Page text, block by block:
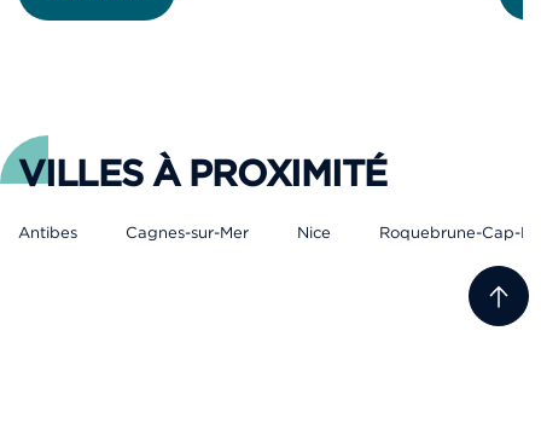
VILLES À PROXIMITÉ
Antibes Cagnes-sur-Mer Nice Roquebrune-Cap-